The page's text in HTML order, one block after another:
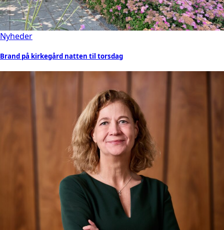
Nyheder
Brand på kirkegård natten til torsdag